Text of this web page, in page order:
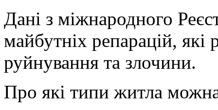
Дані з міжнародного
майбутніх репарацій, які
руйнування та злочини.
Про які типи житла